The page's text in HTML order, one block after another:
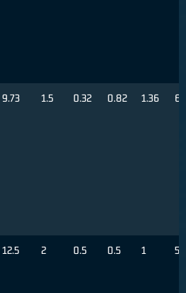
9.73 1.5 0.32 0.82 1.36 60
12.5 2 0.5 0.5 1 50